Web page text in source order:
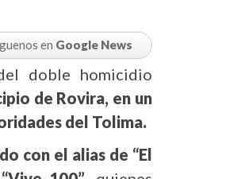
en Google News
doble homicidio
de Rovira, en un
del Tolima.
con el alias de “El